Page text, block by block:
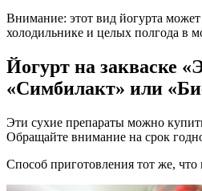
Внимание: этот вид йогурта может
холодильнике и целых полгода в
Йогурт на закваске
«Симбилакт» или
Эти сухие препараты можно
Обращайте внимание на срок
Способ приготовления тот же, что